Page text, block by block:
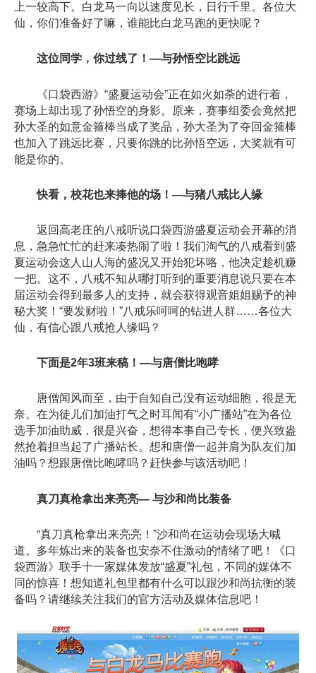
上一较高下。白龙马一向以速度见长，日行千里。各位大
仙，你们准备好了嘛，谁能比白龙马跑的更快呢？
这位同学，你过线了！—与孙悟空比跳远
《口袋西游》“盛夏运动会”正在如火如荼的进行着，
赛场上却出现了孙悟空的身影。原来，赛事组委会竟然把
孙大圣的如意金箍棒当成了奖品，孙大圣为了夺回金箍棒
也加入了跳远比赛，只要你跳的比孙悟空远，大奖就有可
能是你的。
快看，校花也来捧他的场！—与猪八戒比人缘
返回高老庄的八戒听说口袋西游盛夏运动会开幕的消
息，急急忙忙的赶来凑热闹了啦！我们淘气的八戒看到盛
夏运动会这人山人海的盛况又开始犯坏咯，他决定趁机赚
一把。这不，八戒不知从哪打听到的重要消息说只要在本
届运动会得到最多人的支持，就会获得观音姐姐赐予的神
秘大奖！“要发财啦！”八戒乐呵呵的钻进人群……各位大
仙，有信心跟八戒抢人缘吗？
下面是2年3班来稿！—与唐僧比咆哮
唐僧闻风而至，由于自知自己没有运动细胞，很是无
奈。在为徒儿们加油打气之时耳闻有“小广播站”在为各位
选手加油助威，很是兴奋，想得本事自己专长，便兴致盎
然抢着担当起了广播站长。想和唐僧一起并肩为队友们加
油吗？想跟唐僧比咆哮吗？赶快参与该活动吧！
真刀真枪拿出来亮亮— 与沙和尚比装备
“真刀真枪拿出来亮亮！”沙和尚在运动会现场大喊
道。多年炼出来的装备也安奈不住激动的情绪了吧！《口
袋西游》联手十一家媒体发放“盛夏”礼包，不同的媒体不
同的惊喜！想知道礼包里都有什么可以跟沙和尚抗衡的装
备吗？请继续关注我们的官方活动及媒体信息吧！